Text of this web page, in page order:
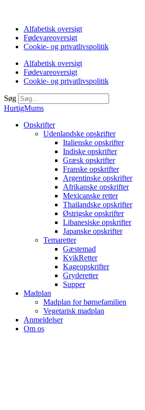
Alfabetisk oversigt
Fødevareoversigt
Cookie- og privatlivspolitik
Alfabetisk oversigt
Fødevareoversigt
Cookie- og privatlivspolitik
Søg
HurtigMums
Opskrifter
Udenlandske opskrifter
Italienske opskrifter
Indiske opskrifter
Græsk opskrifter
Franske opskrifter
Argentinske opskrifter
Afrikanske opskrifter
Mexicanske retter
Thailandske opskrifter
Østrigske opskrifter
Libanesiske opskrifter
Japanske opskrifter
Temaretter
Gæstemad
KvikRetter
Kageopskrifter
Gryderetter
Supper
Madplan
Madplan for børnefamilien
Vegetarisk madplan
Anmeldelser
Om os